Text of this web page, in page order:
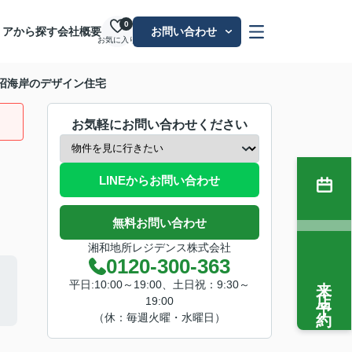
アから探す会社概要
お気に入り
0
お問い合わせ
海岸のデザイン住宅
お気軽にお問い合わせください
LINEからお問い合わせ
無料お問い合わせ
湘和地所レジデンス株式会社
0120-300-363
平日:10:00～19:00、土日祝：9:30～
19:00
（休：毎週火曜・水曜日）
来店予約